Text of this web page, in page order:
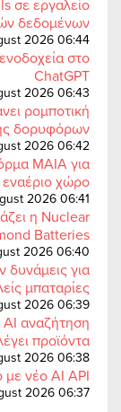
σε εργαλείο
δεδομένων
2026 06:44
στο
ChatGPT
2026 06:43
ρομποτική
δορυφόρων
2026 06:42
MAIA για
εναέριο χώρο
2026 06:41
η Nuclear
Batteries
2026 06:40
δυνάμεις για
μπαταρίες
2026 06:39
αναζήτηση
προϊόντα
2026 06:38
με νέο AI API
2026 06:37